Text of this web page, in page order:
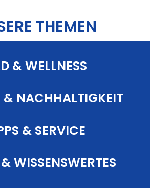
THEMEN
& WELLNESS
& NACHHALTIGKEIT
& SERVICE
WISSENSWERTES